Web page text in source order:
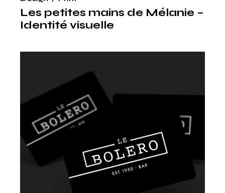
Les petites mains de Mélanie –
Identité visuelle